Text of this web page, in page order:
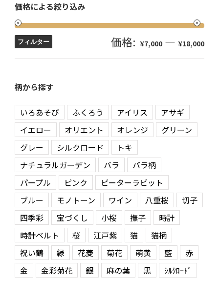
価格による絞り込み
フィルター 価格: ¥7,000 — ¥18,000
柄から探す
いろあそび ふくろう アイリス
アサギ
イエロー
オリエント オレンジ
グリーン
グレー
シルクロード
トキ
ナチュラルガーデン
バラ
バラ柄
パープル
ピンク
ピーターラビット
ブルー
モノトーン ワイン 八重桜
切子
四季彩
宝づくし 小桜 撫子
時計
時計ベルト
桜 江戸紫 猫
猫柄
祝い鶴
緑 花菱 菊花 萌黄 藍
赤
金
金彩菊花 銀 麻の葉 黒 ｼﾙｸﾛｰﾄﾞ